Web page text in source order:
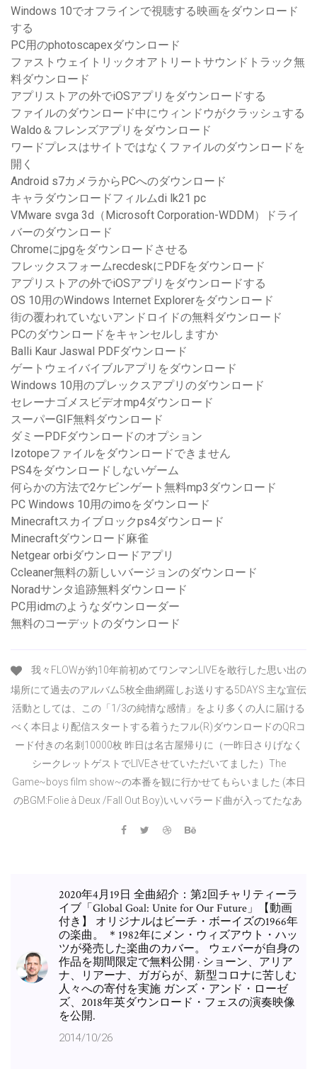
Windows 10でオフラインで視聴する映画をダウンロード
する
PC用のphotoscapexダウンロード
ファストウェイトリックオアトリートサウンドトラック無
料ダウンロード
アプリストアの外でiOSアプリをダウンロードする
ファイルのダウンロード中にウィンドウがクラッシュする
Waldo＆フレンズアプリをダウンロード
ワードプレスはサイトではなくファイルのダウンロードを
開く
Android s7カメラからPCへのダウンロード
キャラダウンロードフィルムdi lk21 pc
VMware svga 3d（Microsoft Corporation-WDDM）ドライ
バーのダウンロード
Chromeにjpgをダウンロードさせる
フレックスフォームrecdeskにPDFをダウンロード
アプリストアの外でiOSアプリをダウンロードする
OS 10用のWindows Internet Explorerをダウンロード
街の覆われていないアンドロイドの無料ダウンロード
PCのダウンロードをキャンセルしますか
Balli Kaur Jaswal PDFダウンロード
ゲートウェイバイブルアプリをダウンロード
Windows 10用のプレックスアプリのダウンロード
セレーナゴメスビデオmp4ダウンロード
スーパーGIF無料ダウンロード
ダミーPDFダウンロードのオプション
Izotopeファイルをダウンロードできません
PS4をダウンロードしないゲーム
何らかの方法で2ケビンゲート無料mp3ダウンロード
PC Windows 10用のimoをダウンロード
Minecraftスカイブロックps4ダウンロード
Minecraftダウンロード麻雀
Netgear orbiダウンロードアプリ
Ccleaner無料の新しいバージョンのダウンロード
Noradサンタ追跡無料ダウンロード
PC用idmのようなダウンローダー
無料のコーデットのダウンロード
我々FLOWが約10年前初めてワンマンLIVEを敢行した思い出の
場所にて過去のアルバム5枚全曲網羅しお送りする5DAYS 主な宣伝
活動としては、この「1/3の純情な感情」をより多くの人に届ける
べく本日より配信スタートする着うたフル(R)ダウンロードのQRコ
ード付きの名刺10000枚 昨日は名古屋帰りに（一昨日さりげなく
シークレットゲストでLIVEさせていただいてました）The
Game~boys film show~の本番を観に行かせてもらいました (本日
のBGM:Folie à Deux /Fall Out Boy)いいバラード曲が入ってたなあ
2020年4月19日 全曲紹介：第2回チャリティーラ
イブ「Global Goal: Unite for Our Future」【動画
付き】 オリジナルはビーチ・ボーイズの1966年
の楽曲。 ＊1982年にメン・ウィズアウト・ハッ
ツが発売した楽曲のカバー。 ウェバーが自身の
作品を期間限定で無料公開 · ショーン、アリア
ナ、リアーナ、ガガらが、新型コロナに苦しむ
人々への寄付を実施 ガンズ・アンド・ローゼ
ズ、2018年英ダウンロード・フェスの演奏映像
を公開.
2014/10/26